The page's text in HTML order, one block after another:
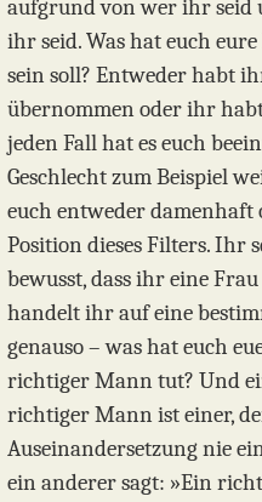
aufgrund von wer ihr seid
ihr seid. Was hat euch
sein soll? Entweder habt
übernommen oder ihr
jeden Fall hat es euch
Geschlecht zum Beispiel
euch entweder damenhaft
Position dieses Filters. Ihr
bewusst, dass ihr eine
handelt ihr auf eine
genauso – was hat euch
richtiger Mann tut? Und
richtiger Mann ist einer,
Auseinandersetzung nie
ein anderer sagt: »Ein